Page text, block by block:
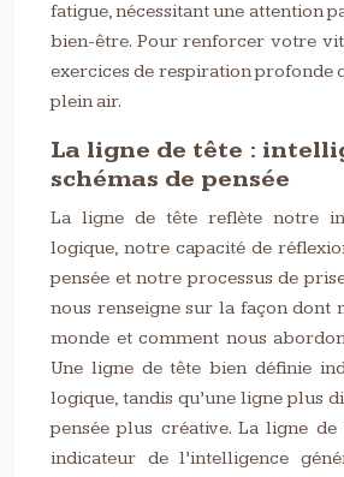
fatigue, nécessitant une attention
bien-être. Pour renforcer votre
exercices de respiration profonde
plein air.
La ligne de tête :
schémas de pensée
La ligne de tête reflète notre
logique, notre capacité de
pensée et notre processus de
nous renseigne sur la façon dont
monde et comment nous
Une ligne de tête bien définie
logique, tandis qu’une ligne plus
pensée plus créative. La ligne de
indicateur de l’intelligence